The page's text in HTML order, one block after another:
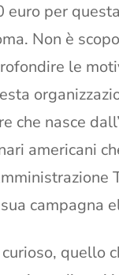
euro per
Non è
le
che nasce
americani
campagna
quello